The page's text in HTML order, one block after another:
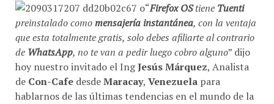
preinstalado comomensajería instantánea, con la ventaja
que esta totalmente gratis, solo debes afiliarte al contrario
deWhatsApp, no te van a pedir luego cobro alguno” dijo
hoy nuestro invitado el IngJesús Márquez, Analista
deCon-CafedesdeMaracay,Venezuelapara
hablarnos de las últimas tendencias en el mundo de la
tecnología, en eXclusiva de#ConCafeRADIOpor